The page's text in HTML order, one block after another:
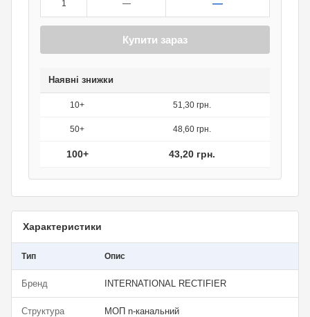
1 — —
Купити зараз
Наявні знижки
10+ 51,30 грн.
50+ 48,60 грн.
100+ 43,20 грн.
Характеристики
Тип Опис
Бренд INTERNATIONAL RECTIFIER
Структура МОП n-канальний